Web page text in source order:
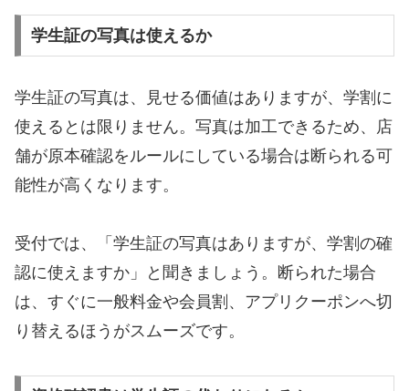
学生証の写真は使えるか
学生証の写真は、見せる価値はありますが、学割に
使えるとは限りません。写真は加工できるため、店
舗が原本確認をルールにしている場合は断られる可
能性が高くなります。
受付では、「学生証の写真はありますが、学割の確
認に使えますか」と聞きましょう。断られた場合
は、すぐに一般料金や会員割、アプリクーポンへ切
り替えるほうがスムーズです。